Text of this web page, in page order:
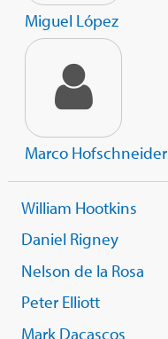
Miguel López
Marco Hofschneider
William Hootkins
Daniel Rigney
Nelson de la Rosa
Peter Elliott
Mark Dacascos